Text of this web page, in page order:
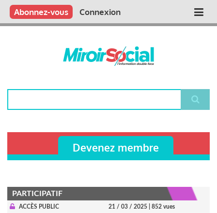
Aller
contenu
Main
Qui sommes nous ?
Vous publiez
Nous publions
Contactez-nous
Abonnez-vous Connexion
Devenez membre
PARTICIPATIF
ACCÈS PUBLIC 21 / 03 / 2025 | 852 vues